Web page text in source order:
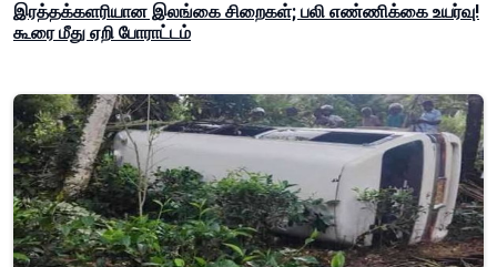
இரத்தக்களரியான இலங்கை சிறைகள்; பலி எண்ணிக்கை உயர்வு!
கூரை மீது ஏறி போராட்டம்